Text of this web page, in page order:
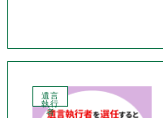
遺言
執行
者